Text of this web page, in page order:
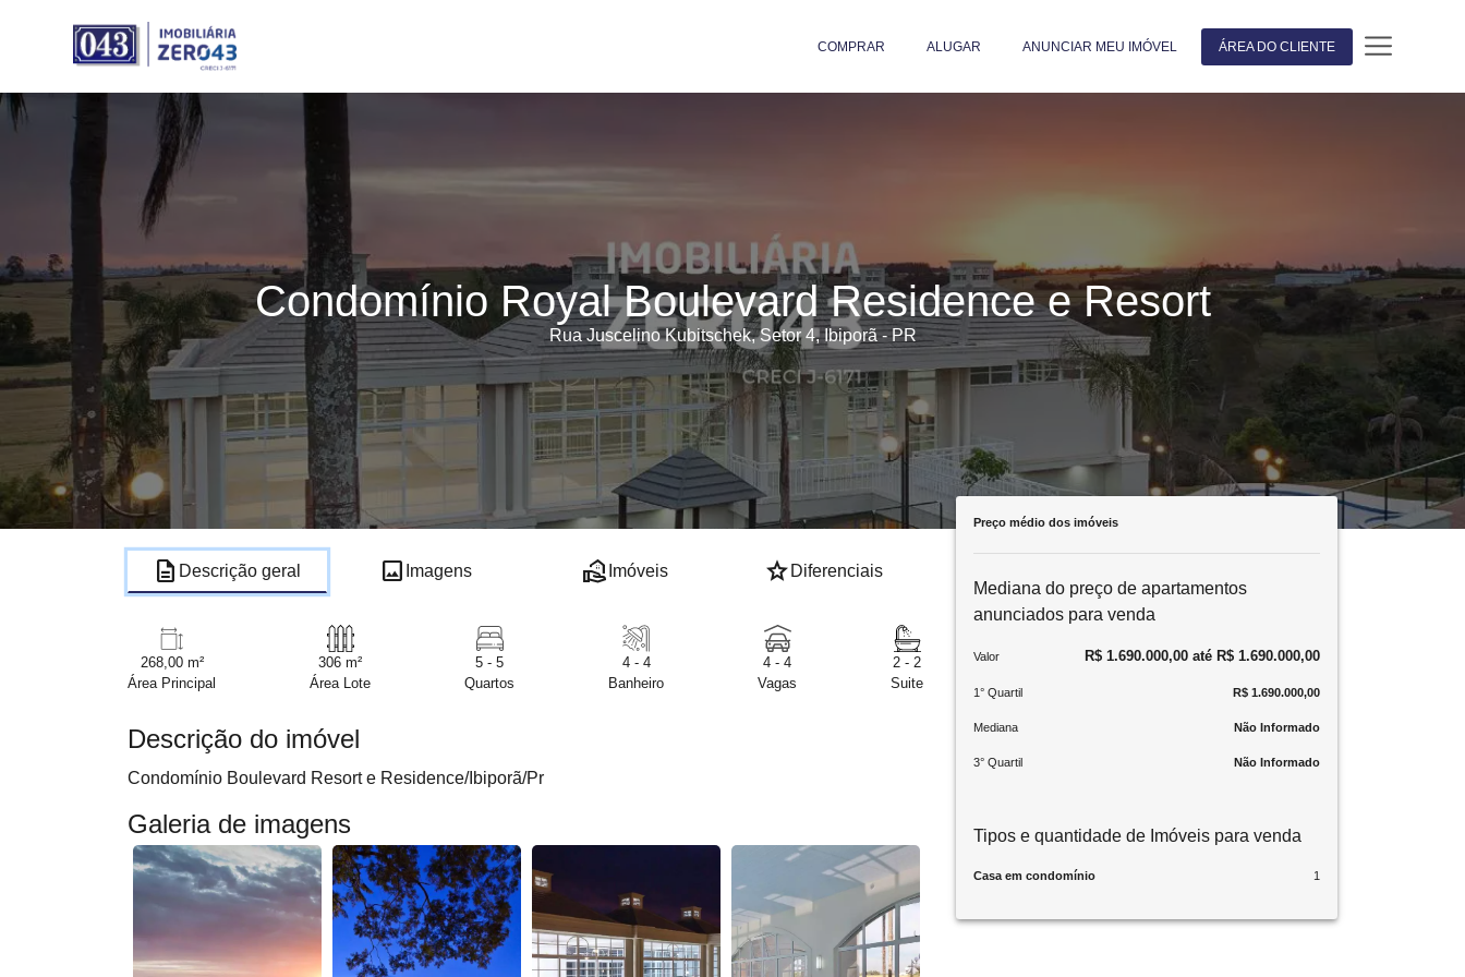
COMPRAR ALUGAR ANUNCIAR MEU IMÓVEL ÁREA DO CLIENTE
Condomínio Royal Boulevard Residence e Resort
Rua Juscelino Kubitschek, Setor 4, Ibiporã - PR
description Descrição geral image Imagens real_estate_agent Imóveis star Diferenciais
268,00 m²
Área Principal
306 m²
Área Lote
5 - 5
Quartos
4 - 4
Banheiro
4 - 4
Vagas
2 - 2
Suite
Descrição do imóvel
Condomínio Boulevard Resort e Residence/Ibiporã/Pr
Galeria de imagens
Preço médio dos imóveis
Mediana do preço de apartamentos
anunciados para venda
Valor R$ 1.690.000,00 até R$ 1.690.000,00
1° Quartil R$ 1.690.000,00
Mediana Não Informado
3° Quartil Não Informado
Tipos e quantidade de Imóveis para venda
Casa em condomínio 1